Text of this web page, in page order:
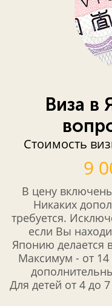
Виза в
Стоимость
9
В цену
Никаких
требуется.
если Вы
Японию делается
Максимум - от
Для детей от 4 до